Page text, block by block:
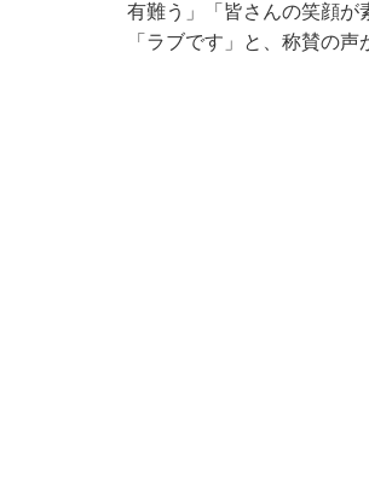
有難う」「皆さんの笑顔が
「ラブです」と、称賛の声